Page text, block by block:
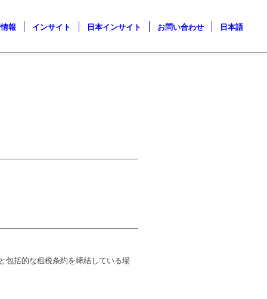
報 インサイト 日本インサイト お問い合わせ 日本語
包括的な租税条約を締結している場